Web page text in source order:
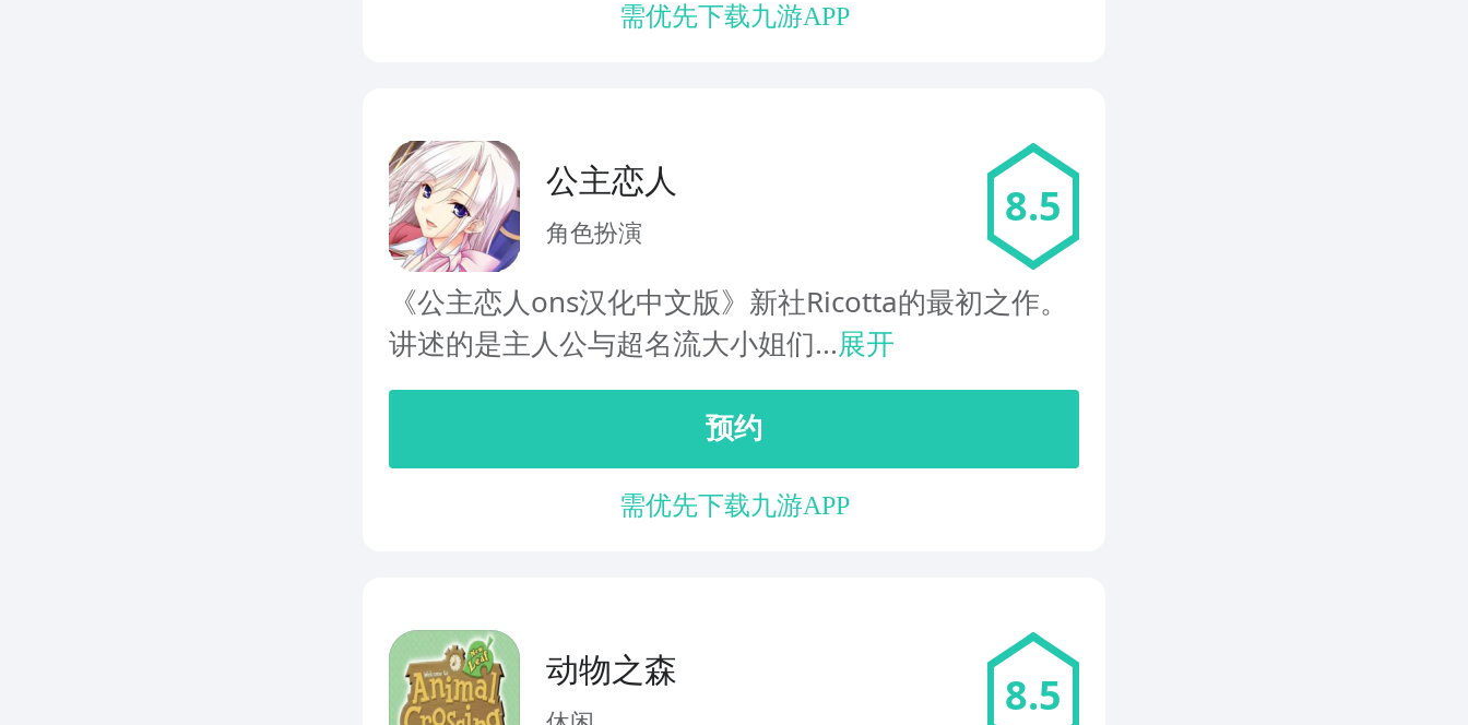
需优先下载九游APP
公主恋人
角色扮演
8.5
《公主恋人ons汉化中文版》新社Ricotta的最初之作。
讲述的是主人公与超名流大小姐们...展开
预约
需优先下载九游APP
动物之森 8.5